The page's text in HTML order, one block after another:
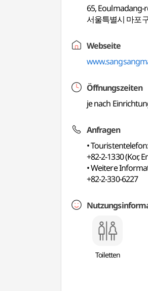
65, Eoulmadang-
서울특별시 마포
Webseite
Öffnungszeiten
je nach
Anfragen
• Touristentelefon:
+82-2-1330 (Kor,
• Weitere
+82-2-330-6227
Toiletten